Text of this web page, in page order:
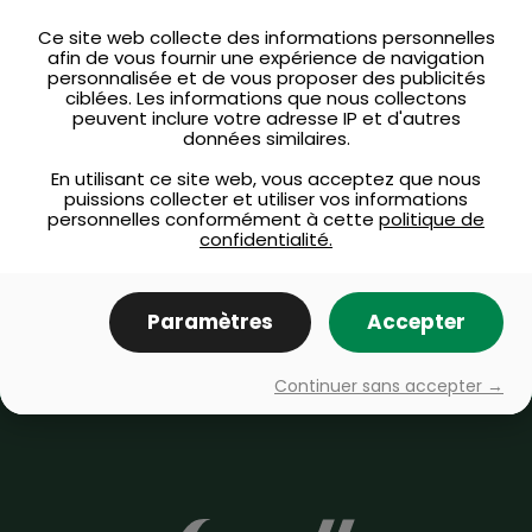
questions
ou des commentaires ?
Questions fréquemment
posées
Communiquez avec nous
Ce site web collecte des informations personnelles
afin de vous fournir une expérience de navigation
personnalisée et de vous proposer des publicités
ciblées. Les informations que nous collectons
peuvent inclure votre adresse IP et d'autres
données similaires.
En utilisant ce site web, vous acceptez que nous
puissions collecter et utiliser vos informations
personnelles conformément à cette politique de
confidentialité.
Paramètres Accepter
Continuer sans accepter →